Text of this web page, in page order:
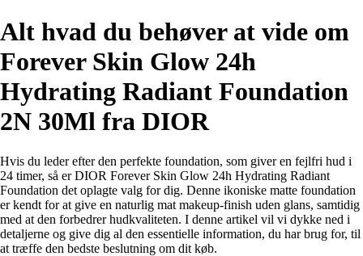
Alt hvad du behøver at vide om
Forever Skin Glow 24h
Hydrating Radiant Foundation
2N 30Ml fra DIOR
Hvis du leder efter den perfekte foundation, som giver en fejlfri hud i
24 timer, så er DIOR Forever Skin Glow 24h Hydrating Radiant
Foundation det oplagte valg for dig. Denne ikoniske matte foundation
er kendt for at give en naturlig mat makeup-finish uden glans, samtidig
med at den forbedrer hudkvaliteten. I denne artikel vil vi dykke ned i
detaljerne og give dig al den essentielle information, du har brug for, til
at træffe den bedste beslutning om dit køb.